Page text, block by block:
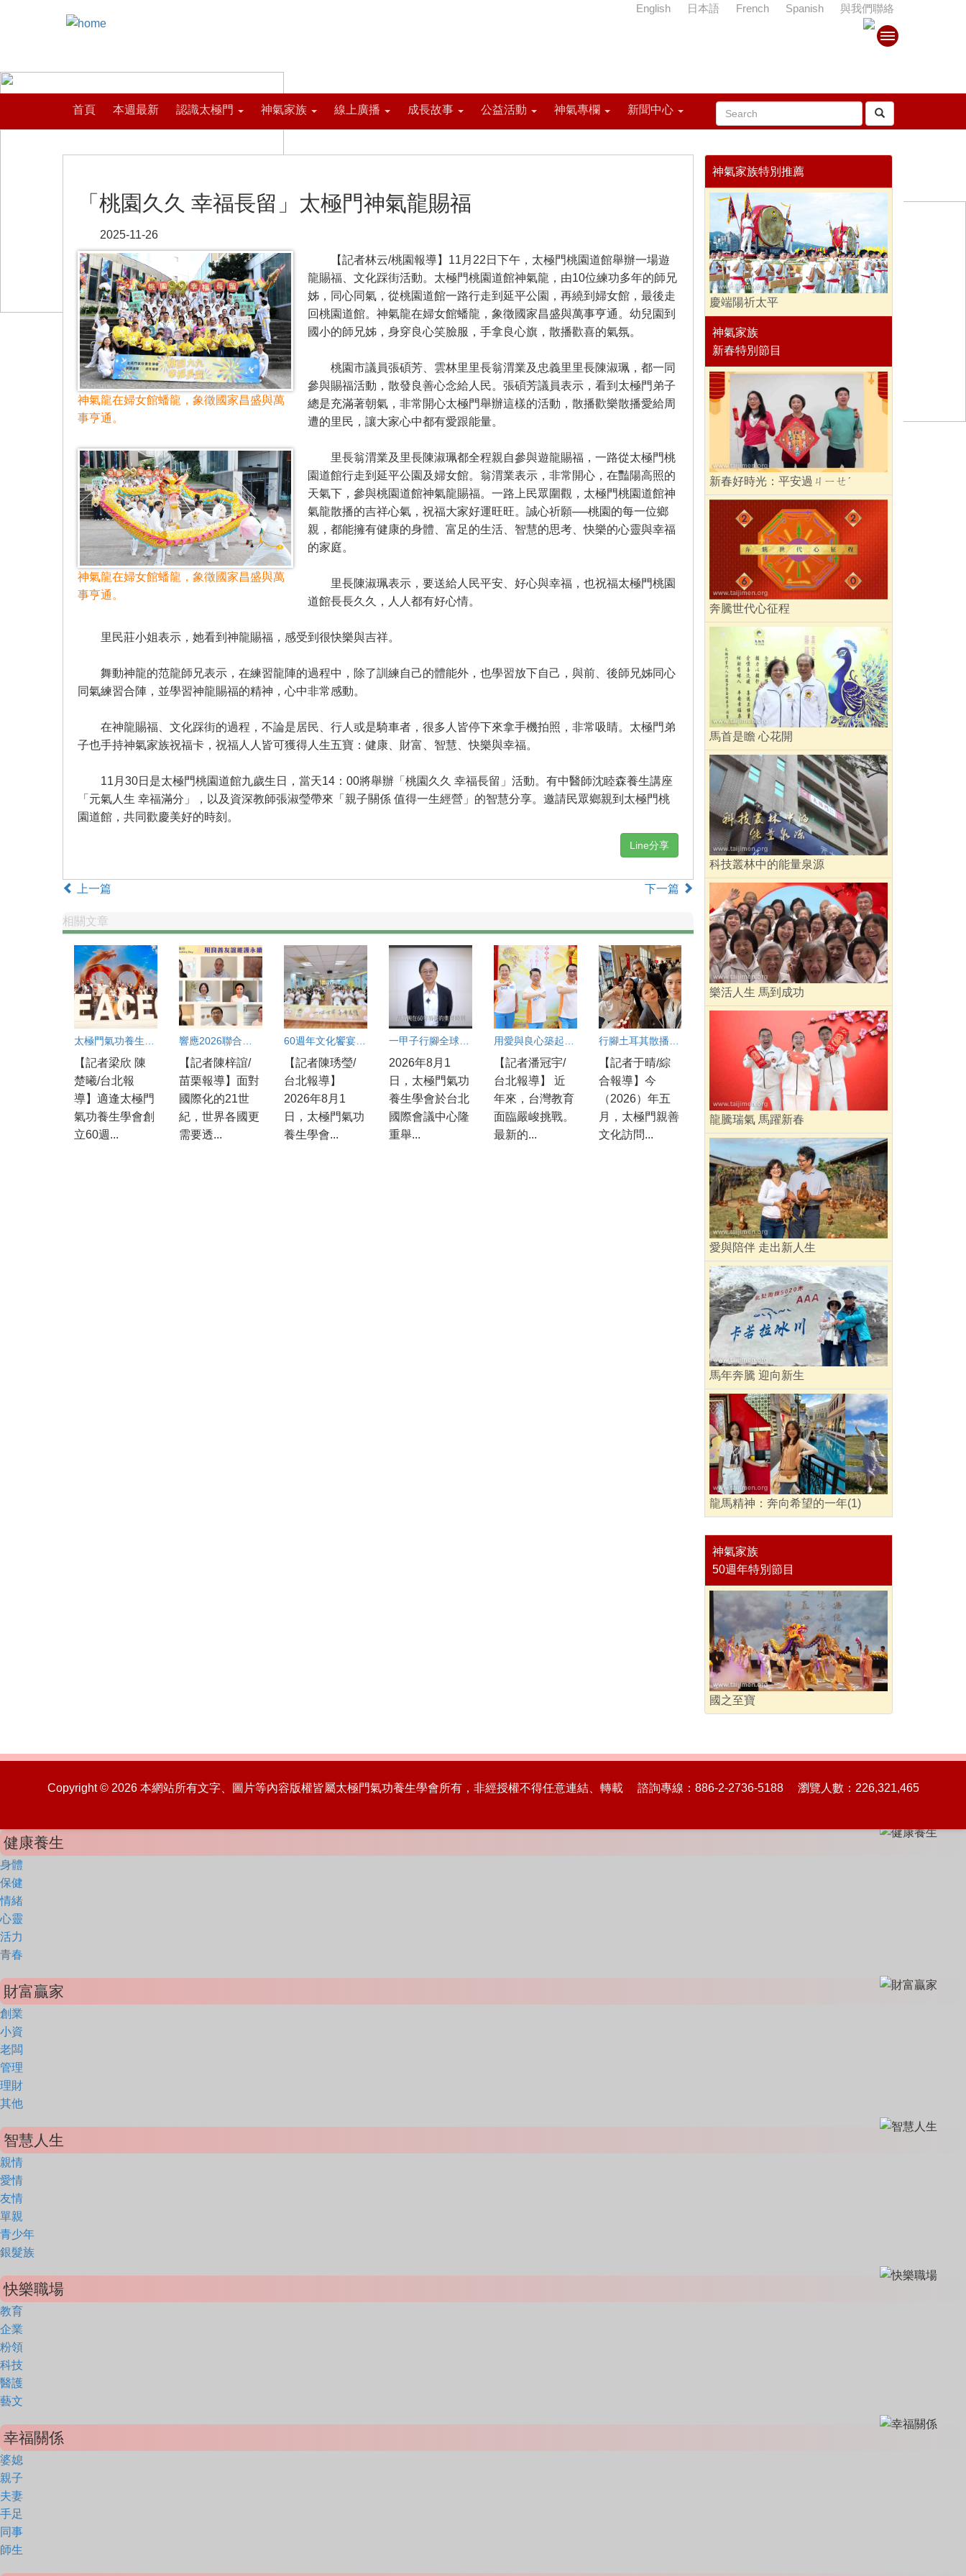
首頁 本週最新 認識太極門 神氣家族 線上廣播 成長故事 公益活動 神氣專欄 新聞中心
English 日本語 French Spanish 與我們聯絡
「桃園久久 幸福長留」太極門神氣龍賜福
2025-11-26
神氣龍在婦女館蟠龍，象徵國家昌盛與萬
事亨通。
【記者林云/桃園報導】11月22日下午，太極門桃園道館舉辦一場遊
龍賜福、文化踩街活動。太極門桃園道館神氣龍，由10位練功多年的師兄
姊，同心同氣，從桃園道館一路行走到延平公園，再繞到婦女館，最後走
回桃園道館。神氣龍在婦女館蟠龍，象徵國家昌盛與萬事亨通。幼兒園到
國小的師兄姊，身穿良心笑臉服，手拿良心旗，散播歡喜的氣氛。
桃園市議員張碩芳、雲林里里長翁渭業及忠義里里長陳淑珮，都一同
參與賜福活動，散發良善心念給人民。張碩芳議員表示，看到太極門弟子
總是充滿著朝氣，非常開心太極門舉辦這樣的活動，散播歡樂散播愛給周
遭的里民，讓大家心中都有愛跟能量。
神氣龍在婦女館蟠龍，象徵國家昌盛與萬
事亨通。
里長翁渭業及里長陳淑珮都全程親自參與遊龍賜福，一路從太極門桃
園道館行走到延平公園及婦女館。翁渭業表示，非常開心，在豔陽高照的
天氣下，參與桃園道館神氣龍賜福。一路上民眾圍觀，太極門桃園道館神
氣龍散播的吉祥心氣，祝福大家好運旺旺。誠心祈願──桃園的每一位鄉
親，都能擁有健康的身體、富足的生活、智慧的思考、快樂的心靈與幸福
的家庭。
里長陳淑珮表示，要送給人民平安、好心與幸福，也祝福太極門桃園
道館長長久久，人人都有好心情。
里民莊小姐表示，她看到神龍賜福，感受到很快樂與吉祥。
舞動神龍的范龍師兄表示，在練習龍陣的過程中，除了訓練自己的體能外，也學習放下自己，與前、後師兄姊同心
同氣練習合陣，並學習神龍賜福的精神，心中非常感動。
在神龍賜福、文化踩街的過程，不論是居民、行人或是騎車者，很多人皆停下來拿手機拍照，非常吸睛。太極門弟
子也手持神氣家族祝福卡，祝福人人皆可獲得人生五寶：健康、財富、智慧、快樂與幸福。
11月30日是太極門桃園道館九歲生日，當天14：00將舉辦「桃園久久 幸福長留」活動。有中醫師沈睦森養生講座
「元氣人生 幸福滿分」，以及資深教師張淑瑩帶來「親子關係 值得一生經營」的智慧分享。邀請民眾鄉親到太極門桃
園道館，共同歡慶美好的時刻。
Line分享
上一篇 下一篇
相關文章
【記者梁欣 陳
楚曦/台北報
導】適逢太極門
氣功養生學會創
立60週...
【記者陳梓誼/
苗栗報導】面對
國際化的21世
紀，世界各國更
需要透...
60週年文化饗宴 太極門內湖道館分享養生智慧 逾300人參與
【記者陳琇瑩/
台北報導】
2026年8月1
日，太極門氣功
養生學會...
一甲子行腳全球傳愛 國際領袖齊聚見證「一心世界」 太極門氣功養生學會60週年慶 環北實況連線
2026年8月1
日，太極門氣功
養生學會於台北
國際會議中心隆
重舉...
【記者潘冠宇/
台北報導】 近
年來，台灣教育
面臨嚴峻挑戰。
最新的...
【記者于晴/綜
合報導】今
（2026）年五
月，太極門親善
文化訪問...
神氣家族特別推薦
慶端陽祈太平
神氣家族
新春特別節目
新春好時光：平安過ㄐㄧㄝˊ
奔騰世代心征程
馬首是瞻 心花開
科技叢林中的能量泉源
樂活人生 馬到成功
龍騰瑞氣 馬躍新春
愛與陪伴 走出新人生
馬年奔騰 迎向新生
龍馬精神：奔向希望的一年(1)
神氣家族
50週年特別節目
國之至寶
Copyright © 2026 本網站所有文字、圖片等內容版權皆屬太極門氣功養生學會所有，非經授權不得任意連結、轉載 諮詢專線：886-2-2736-5188 瀏覽人數：226,321,465
健康養生
身體
保健
情緒
心靈
活力
青春
財富贏家
創業
小資
老闆
管理
理財
其他
智慧人生
親情
愛情
友情
單親
青少年
銀髮族
快樂職場
教育
企業
粉領
科技
醫護
藝文
幸福關係
婆媳
親子
夫妻
手足
同事
師生